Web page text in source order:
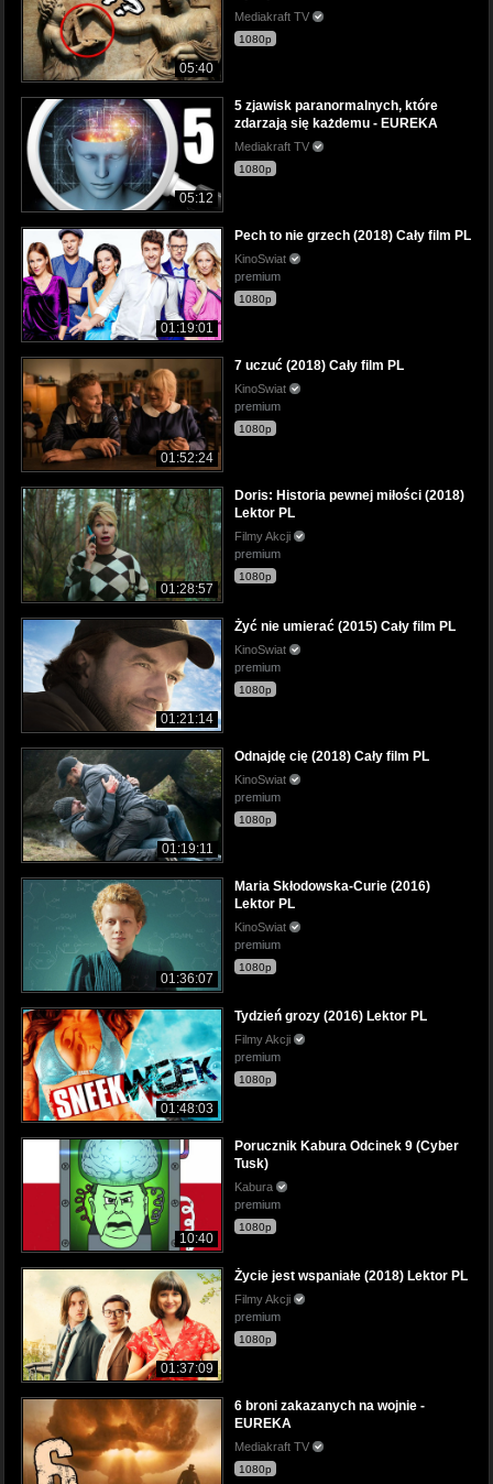
05:40
Mediakraft TV
1080p
05:12
5 zjawisk paranormalnych, które
zdarzają się każdemu - EUREKA
Mediakraft TV
1080p
01:19:01
Pech to nie grzech (2018) Cały film PL
KinoSwiat
premium
1080p
01:52:24
7 uczuć (2018) Cały film PL
KinoSwiat
premium
1080p
01:28:57
Doris: Historia pewnej miłości (2018)
Lektor PL
Filmy Akcji
premium
1080p
01:21:14
Żyć nie umierać (2015) Cały film PL
KinoSwiat
premium
1080p
01:19:11
Odnajdę cię (2018) Cały film PL
KinoSwiat
premium
1080p
01:36:07
Maria Skłodowska-Curie (2016)
Lektor PL
KinoSwiat
premium
1080p
01:48:03
Tydzień grozy (2016) Lektor PL
Filmy Akcji
premium
1080p
10:40
Porucznik Kabura Odcinek 9 (Cyber
Tusk)
Kabura
premium
1080p
01:37:09
Życie jest wspaniałe (2018) Lektor PL
Filmy Akcji
premium
1080p
6 broni zakazanych na wojnie -
EUREKA
Mediakraft TV
1080p